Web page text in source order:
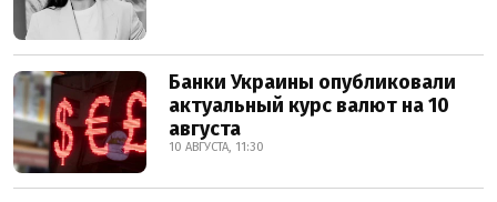
Банки Украины опубликовали
актуальный курс валют на 10
августа
10 АВГУСТА, 11:30